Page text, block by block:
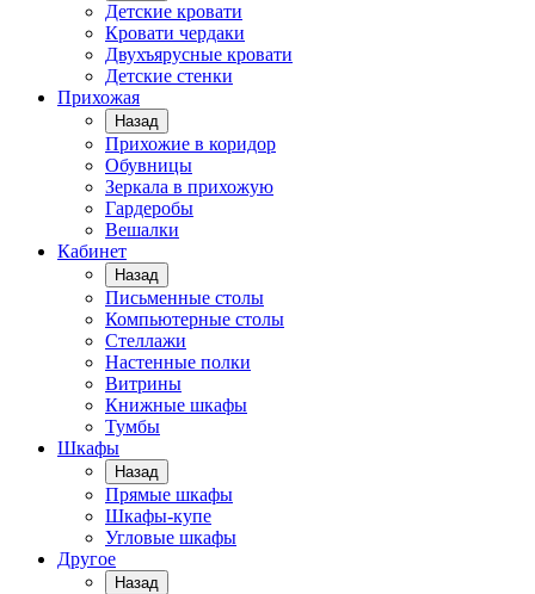
Детские кровати
Кровати чердаки
Двухъярусные кровати
Детские стенки
Прихожая
Назад
Прихожие в коридор
Обувницы
Зеркала в прихожую
Гардеробы
Вешалки
Кабинет
Назад
Письменные столы
Компьютерные столы
Стеллажи
Настенные полки
Витрины
Книжные шкафы
Тумбы
Шкафы
Назад
Прямые шкафы
Шкафы-купе
Угловые шкафы
Другое
Назад